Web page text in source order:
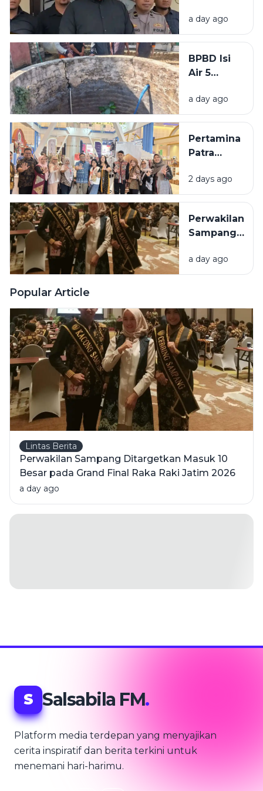
Pusat
Bangkalan
Diringkus
Beraksi di
11 TKP
a day ago
BPBD Isi
Air 5
Warga
Sumenep
Kering
a day ago
Pertamina
Patra
Bawa 5
UMKM
Tampil di
Surabaya
2026
2 days ago
Perwakilan
Sampang
Masuk 10
Besar pada
Jatim 2026
a day ago
Popular Article
Lintas Berita
Perwakilan Sampang Ditargetkan Masuk 10
Besar pada Grand Final Raka Raki Jatim 2026
a day ago
S Salsabila FM.
Platform media terdepan yang menyajikan
cerita inspiratif dan berita terkini untuk
menemani hari-harimu.